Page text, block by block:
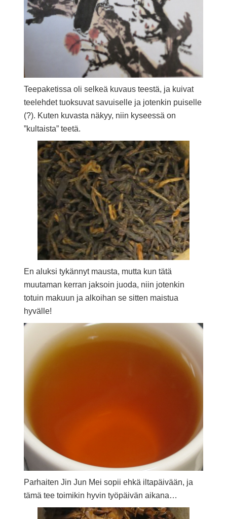
Teepaketissa oli selkeä kuvaus teestä, ja kuivat
teelehdet tuoksuvat savuiselle ja jotenkin puiselle
(?). Kuten kuvasta näkyy, niin kyseessä on
”kultaista” teetä.
En aluksi tykännyt mausta, mutta kun tätä
muutaman kerran jaksoin juoda, niin jotenkin
totuin makuun ja alkoihan se sitten maistua
hyvälle!
Parhaiten Jin Jun Mei sopii ehkä iltapäivään, ja
tämä tee toimikin hyvin työpäivän aikana…